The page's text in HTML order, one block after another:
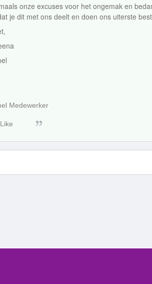
onze excuses voor het ongemak en
je dit met ons deelt en doen ons uiterste
Medewerker
Like